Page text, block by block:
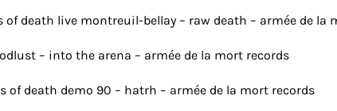
of death live montreuil-bellay – raw death – armée de la
– into the arena – armée de la mort records
of death demo 90 – hatrh – armée de la mort records